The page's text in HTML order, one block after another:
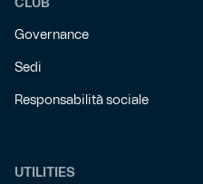
CLUB
Governance
Sedi
Responsabilità sociale
UTILITIES